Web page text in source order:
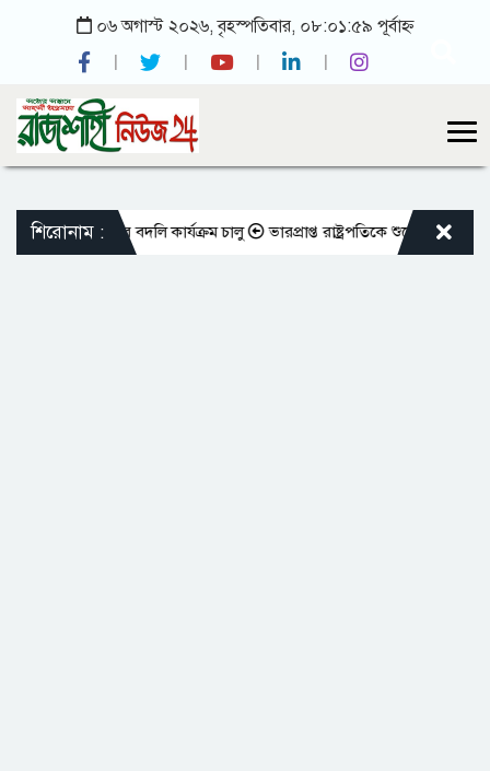
০৬ অগাস্ট ২০২৬, বৃহস্পতিবার, ০৮:০১:৫৯ পূর্বাহ্ন
শিরোনাম :
শিক্ষকদের বদলি কার্যক্রম চালু ভারপ্রাপ্ত রাষ্ট্রপতিকে শুভেচ্ছা জানালেন